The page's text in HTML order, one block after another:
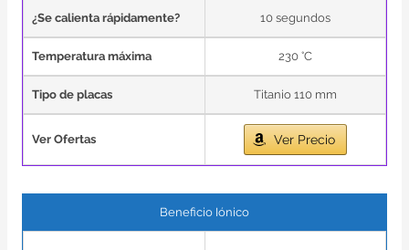
¿Se calienta rápidamente? 10 segundos
Temperatura máxima 230 °C
Tipo de placas Titanio 110 mm
Ver Ofertas Ver Precio
Beneficio Iónico